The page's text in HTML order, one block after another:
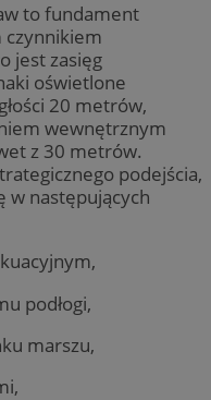
to fundament
czynnikiem
jest zasięg
oświetlone
20 metrów,
wewnętrznym
z 30 metrów.
podejścia,
w następujących
podłogi,
marszu,